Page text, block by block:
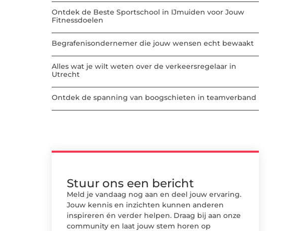
Ontdek de Beste Sportschool in IJmuiden voor Jouw
Fitnessdoelen
Begrafenisondernemer die jouw wensen echt bewaakt
Alles wat je wilt weten over de verkeersregelaar in
Utrecht
Ontdek de spanning van boogschieten in teamverband
Stuur ons een bericht
Meld je vandaag nog aan en deel jouw ervaring.
Jouw kennis en inzichten kunnen anderen
inspireren én verder helpen. Draag bij aan onze
community en laat jouw stem horen op